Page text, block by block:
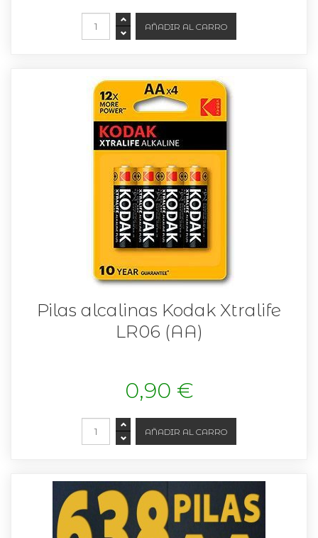
Pilas alcalinas Kodak Xtralife
LR06 (AA)
0,90 €